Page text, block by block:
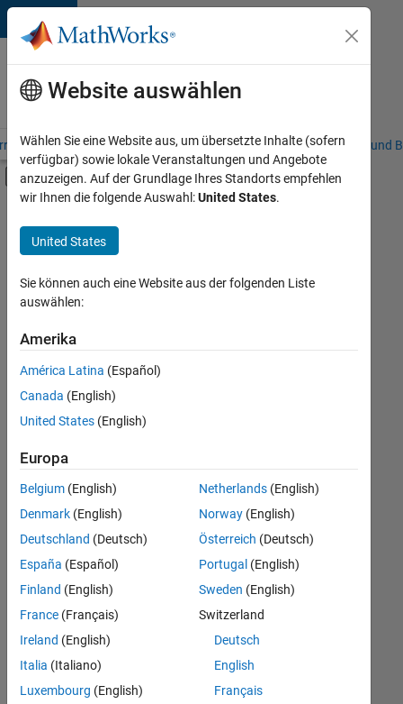
Weiter zum Inhalt
Karriere
bei
MathWorks
– Übersicht Stellensuche Niederlassungen Studierende und
Umschaltung für Off-Canvas-
Hauptinhalt
Information Technology
Education Sales
Marketing Communications
Marketing Services
Business Model Team
Human Resources
+5
Derzeit
es
keine
offenen
Stellen,
Ihren
Suchkriterien
entsprechen.
können
die
Suchkriterien
weiter
fassen
oder
alle
Stellenangebote
anzeigen .
Website auswählen
Wählen Sie eine Website aus, um übersetzte Inhalte (sofern
verfügbar) sowie lokale Veranstaltungen und Angebote
anzuzeigen. Auf der Grundlage Ihres Standorts empfehlen
wir Ihnen die folgende Auswahl:United States.
United States
Sie können auch eine Website aus der folgenden Liste
auswählen:
Amerika
América Latina (Español)
Canada (English)
United States (English)
Europa
Belgium (English)
Denmark (English)
Deutschland (Deutsch)
España (Español)
Finland (English)
France (Français)
Ireland (English)
Italia (Italiano)
Luxembourg (English)
Netherlands(English)
Norway(English)
Österreich (Deutsch)
Portugal (English)
Sweden (English)
Switzerland
Deutsch
English
Français